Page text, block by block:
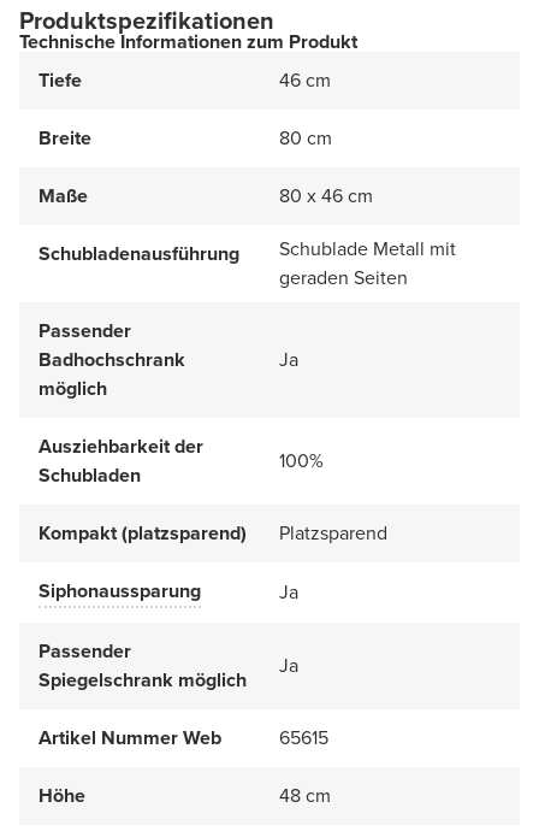
Produktspezifikationen
Technische Informationen zum Produkt
Tiefe
46 cm
Breite 80 cm
Maße 80 x 46 cm
Schubladenausführung
Schublade Metall mit
geraden Seiten
Passender
Badhochschrank
möglich
Ja
Ausziehbarkeit der
Schubladen
100%
Kompakt (platzsparend) Platzsparend
Siphonaussparung Ja
Passender
Spiegelschrank möglich
Ja
Artikel Nummer Web 65615
Höhe 48 cm